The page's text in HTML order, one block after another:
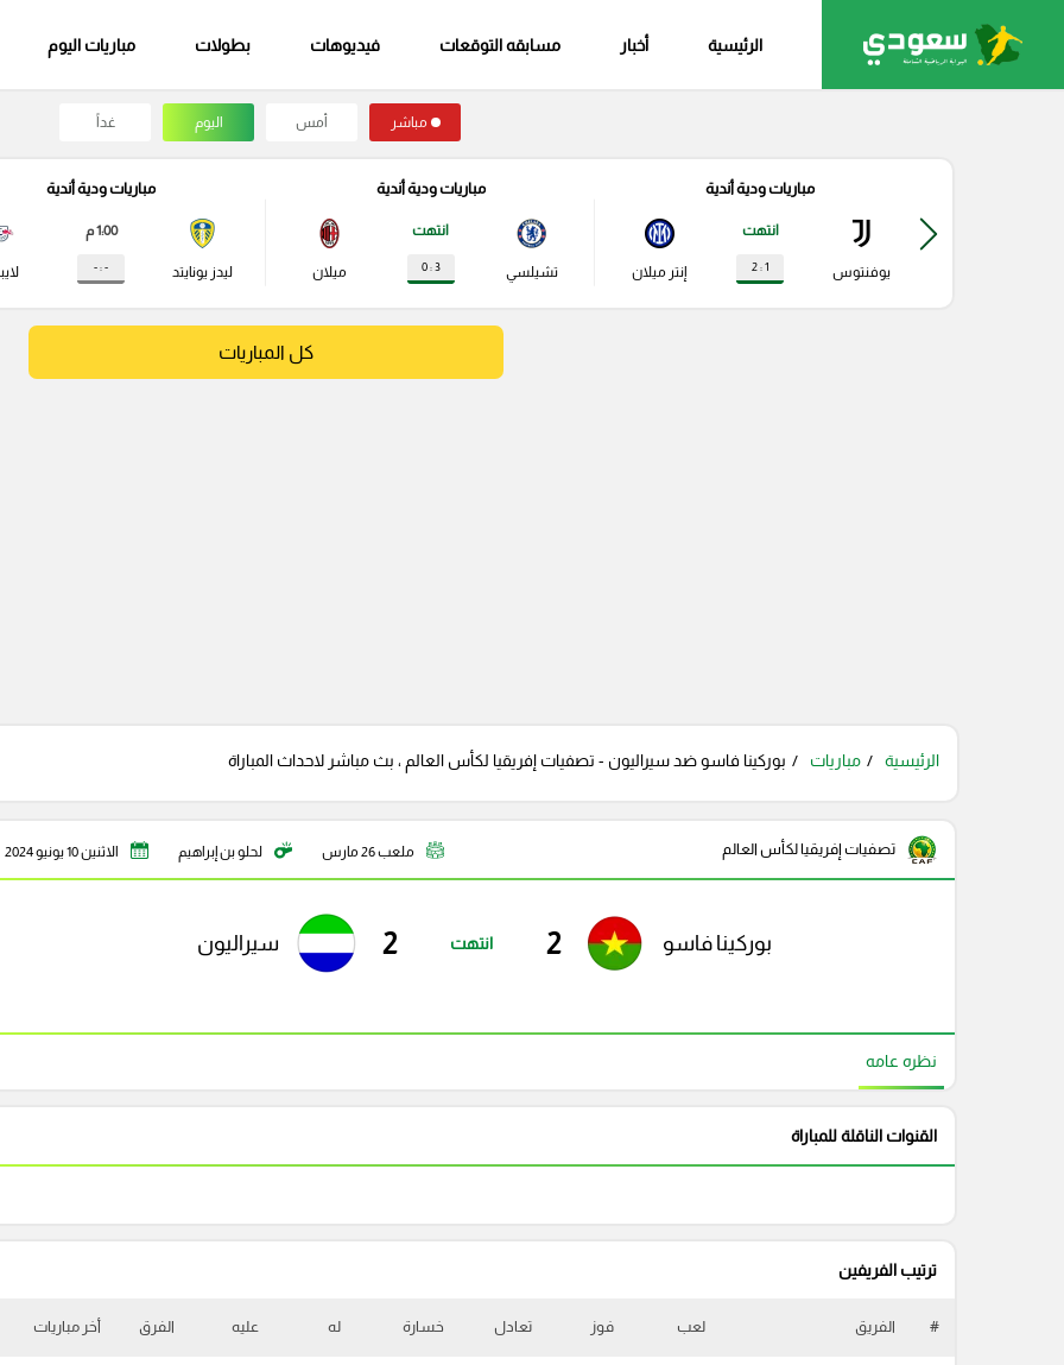
الرئيسية أخبار مسابقه التوقعات فيديوهات بطولات مباريات اليوم
مباشر أمس اليوم غداً
مباريات ودية أندية
يوفنتوس
انتهت
1 : 2 إنتر ميلان
مباريات ودية أندية
تشيلسي
انتهت
3 : 0 ميلان
مباريات ودية أندية
ليدز يونايتد
1:00 م
- : -
كل المباريات
الرئيسية مباريات بوركينا فاسو ضد سيراليون - تصفيات إفريقيا لكأس العالم ، بث مباشر لاحداث المباراة
تصفيات إفريقيا لكأس العالم ملعب 26 مارس لحلو بن إبراهيم الاثنين 10 يونيو 2024
بوركينا فاسو 2 انتهت 2 سيراليون
نظره عامه
القنوات الناقلة للمباراة
ترتيب الفريفين
# الفريق لعب فوز تعادل خسارة له عليه الفرق أخر مباريات